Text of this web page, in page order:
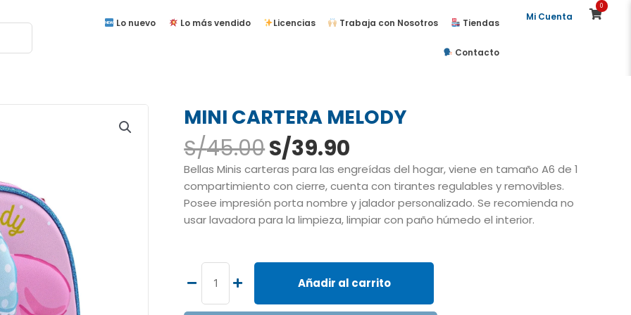
Lo nuevo Lo más vendido Licencias Trabaja con Nosotros Tiendas
Contacto
Mi Cuenta
0
MINI CARTERA MELODY
S/45.00El
precio
original
era:
S/45.00.
S/39.90
precio
actual
es:
S/39.90.
Bellas Minis carteras para las engreídas del hogar, viene en tamaño A6 de 1
compartimiento con cierre, cuenta con tirantes regulables y removibles.
Posee impresión porta nombre y jalador personalizado. Se recomienda no
usar lavadora para la limpieza, limpiar con paño húmedo el interior.
CARTERA
MELODY
cantidad
Añadir al carrito